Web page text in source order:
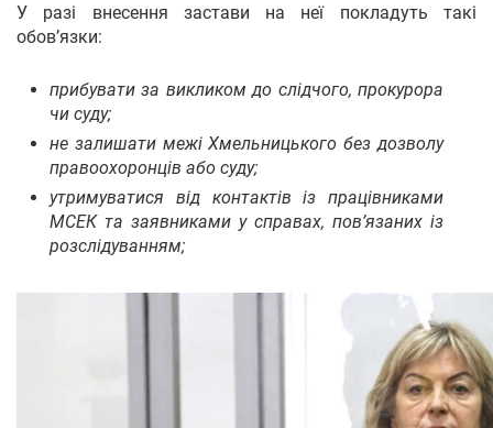
У разі внесення застави на неї покладуть такі
обов’язки:
прибувати за викликом до слідчого, прокурора
чи суду;
не залишати межі Хмельницького без дозволу
правоохоронців або суду;
утримуватися від контактів із працівниками
МСЕК та заявниками у справах, пов’язаних із
розслідуванням;